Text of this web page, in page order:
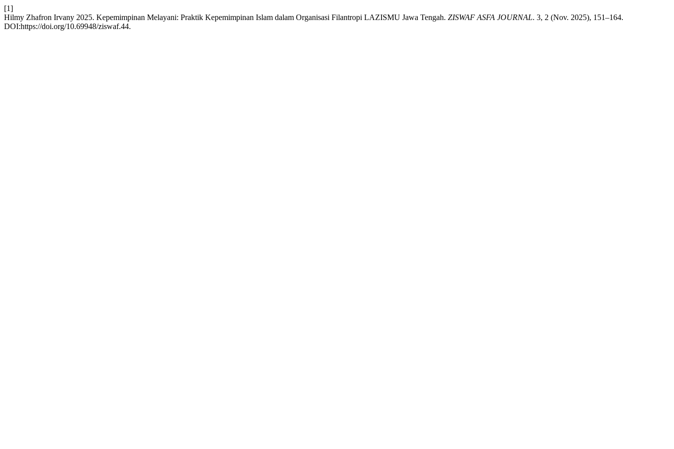
[1]
Hilmy Zhafron Irvany 2025. Kepemimpinan Melayani: Praktik Kepemimpinan Islam dalam Organisasi Filantropi LAZISMU Jawa Tengah. ZISWAF ASFA JOURNAL. 3, 2 (Nov. 2025), 151–164.
DOI:https://doi.org/10.69948/ziswaf.44.